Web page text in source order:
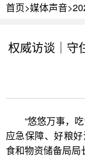
首页>媒体声音>
权威访谈｜守
“悠悠万事，
应急保障、好粮
食和物资储备局局